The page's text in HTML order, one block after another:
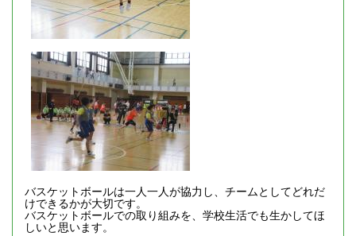
バスケットボールは一人一人が協力し、チームとしてどれだ
けできるかが大切です。
バスケットボールでの取り組みを、学校生活でも生かしてほ
しいと思います。